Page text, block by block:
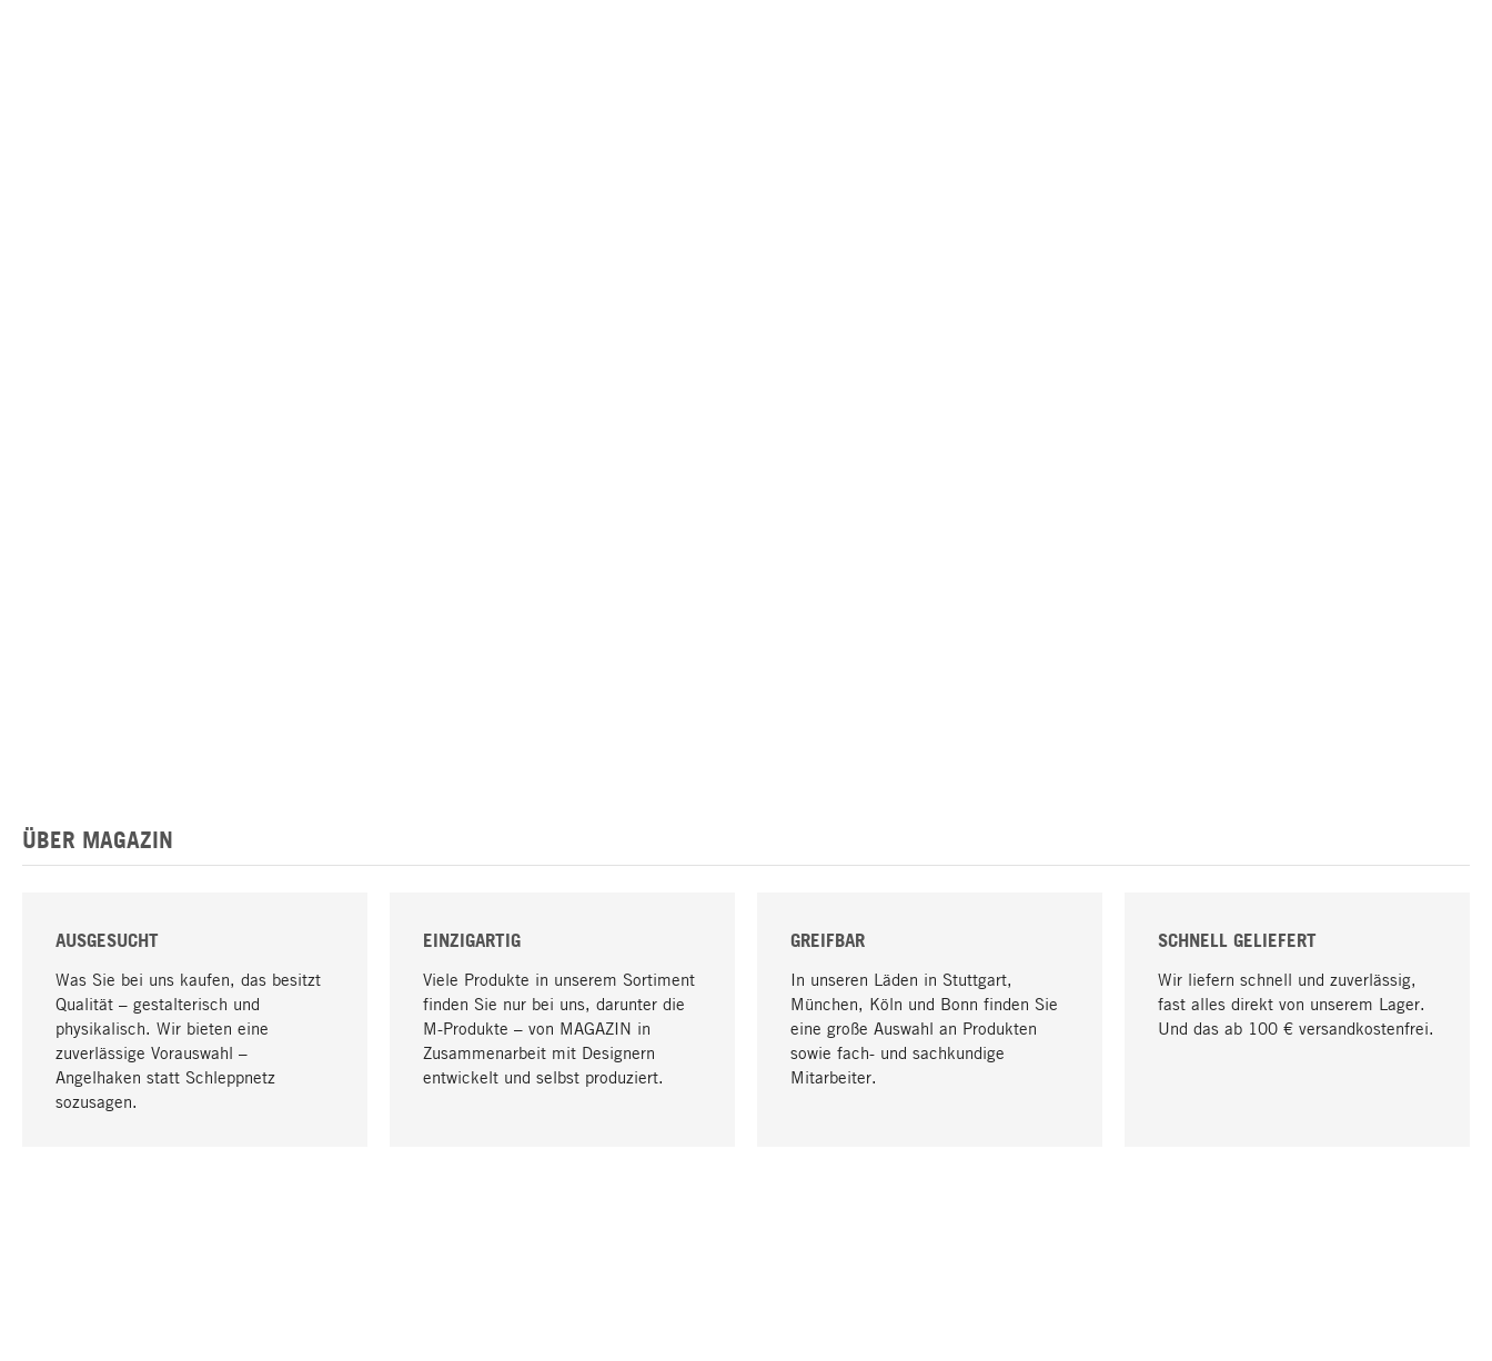
ÜBER MAGAZIN
AUSGESUCHT
Was Sie bei uns kaufen, das besitzt
Qualität – gestalterisch und
physikalisch. Wir bieten eine
zuverlässige Vorauswahl –
Angelhaken statt Schleppnetz
sozusagen.
EINZIGARTIG
Viele Produkte in unserem Sortiment
finden Sie nur bei uns, darunter die
M-Produkte – von MAGAZIN in
Zusammenarbeit mit Designern
entwickelt und selbst produziert.
GREIFBAR
In unseren Läden in Stuttgart,
München, Köln und Bonn finden Sie
eine große Auswahl an Produkten
sowie fach- und sachkundige
Mitarbeiter.
SCHNELL GELIEFERT
Wir liefern schnell und zuverlässig,
fast alles direkt von unserem Lager.
Und das ab 100 € versandkostenfrei.